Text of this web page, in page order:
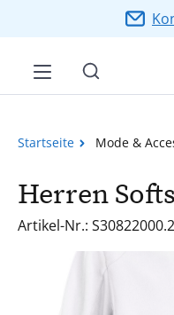
Zum Hauptinhalt
Startseite Mode &
Herren
Artikel-Nr.: